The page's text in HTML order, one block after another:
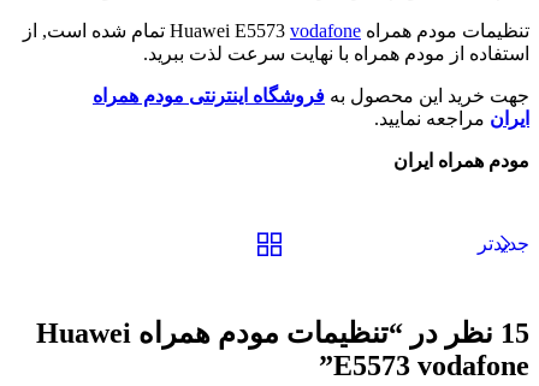
تنظیمات مودم همراه Huawei E5573 vodafone
تمام شده است, از
استفاده از مودم همراه با نهایت سرعت لذت ببرید.
جهت خرید این محصول به فروشگاه اینترنتی مودم همراه
ایران مراجعه نمایید.
مودم همراه ایران
جدیدتر
15 نظر در “
تنظیمات مودم همراه Huawei
E5573 vodafone
”